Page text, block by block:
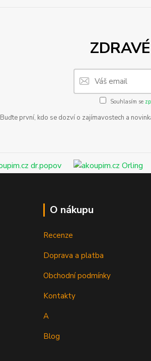
Souhlasím se
Buďte první, kdo se dozví o zajímavostech a
O nákupu
Recenze
Doprava a platba
Obchodní podmínky
Kontakty
A
Blog